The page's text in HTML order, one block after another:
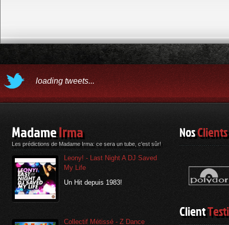
loading tweets...
MadameIrma
Les prédictions de Madame Irma: ce sera un tube, c'est sûr!
Leony! - Last Night A DJ Saved
My Life
Un Hit depuis 1983!
Collectif Métissé - Z Dance
NosClients
Client